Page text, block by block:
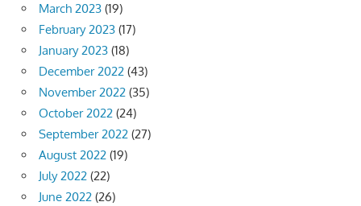
March 2023 (19)
February 2023 (17)
January 2023 (18)
December 2022 (43)
November 2022 (35)
October 2022 (24)
September 2022 (27)
August 2022 (19)
July 2022 (22)
June 2022 (26)